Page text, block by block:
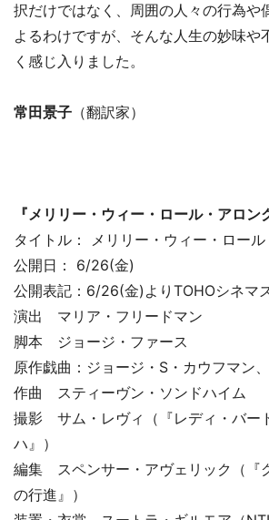
択だけではなく、周囲の人々の行為や
よるわけですが、そんな人生の妙味や
く感じ入りました。
常田景子 （翻訳家）
『メリリー・ウィー・ロール・アロン
タイトル： メリリー・ウィー・ロー
公開日： 6/26(金)
公開表記：6/26(金)よりTOHOシネマ
演出 マリア・フリードマン
脚本 ジョージ・ファース
原作戯曲：ジョージ・S・カウフマン
作曲 スティーヴン・ソンドハイム
撮影 サム・レヴィ（『レディ・バー
ハ』）
編集 スペンサー・アヴェリック（『
の行進』）